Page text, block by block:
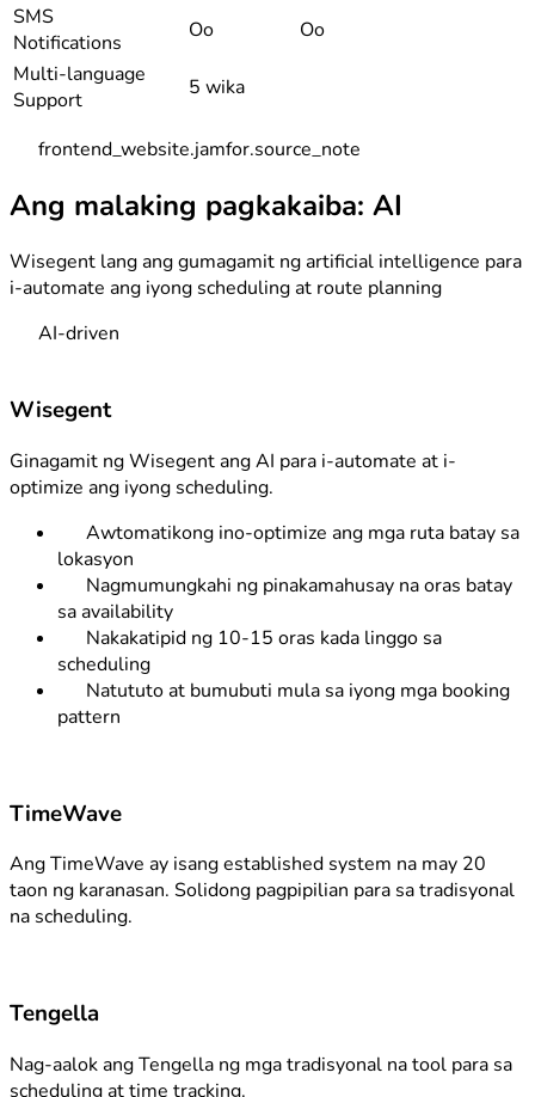
SMS
Notifications
Oo
Oo
Multi-language
Support
5 wika
frontend_website.jamfor.source_note
Ang malaking pagkakaiba: AI
Wisegent lang ang gumagamit ng artificial intelligence para
i-automate ang iyong scheduling at route planning
AI-driven
Wisegent
Ginagamit ng Wisegent ang AI para i-automate at i-
optimize ang iyong scheduling.
Awtomatikong ino-optimize ang mga ruta batay sa
lokasyon
Nagmumungkahi ng pinakamahusay na oras batay
sa availability
Nakakatipid ng 10-15 oras kada linggo sa
scheduling
Natututo at bumubuti mula sa iyong mga booking
pattern
TimeWave
Ang TimeWave ay isang established system na may 20
taon ng karanasan. Solidong pagpipilian para sa tradisyonal
na scheduling.
Tengella
Nag-aalok ang Tengella ng mga tradisyonal na tool para sa
scheduling at time tracking.